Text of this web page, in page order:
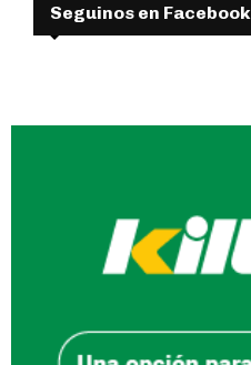
Seguinos en Facebook